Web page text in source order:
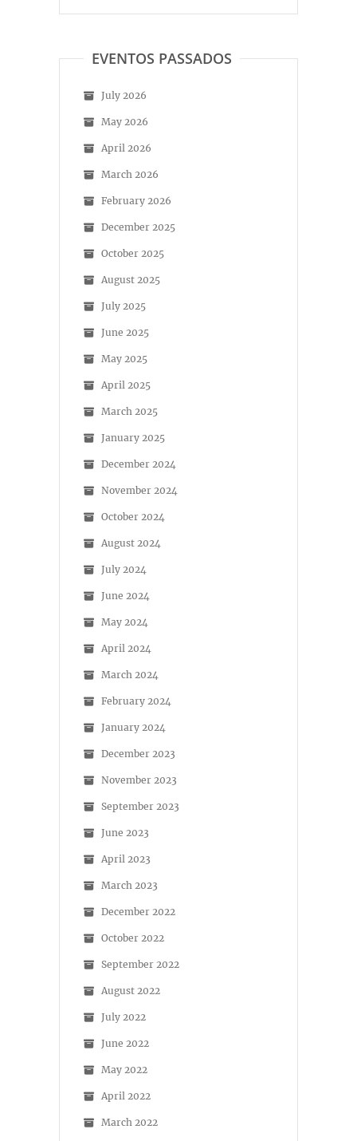
EVENTOS PASSADOS
July 2026
May 2026
April 2026
March 2026
February 2026
December 2025
October 2025
August 2025
July 2025
June 2025
May 2025
April 2025
March 2025
January 2025
December 2024
November 2024
October 2024
August 2024
July 2024
June 2024
May 2024
April 2024
March 2024
February 2024
January 2024
December 2023
November 2023
September 2023
June 2023
April 2023
March 2023
December 2022
October 2022
September 2022
August 2022
July 2022
June 2022
May 2022
April 2022
March 2022